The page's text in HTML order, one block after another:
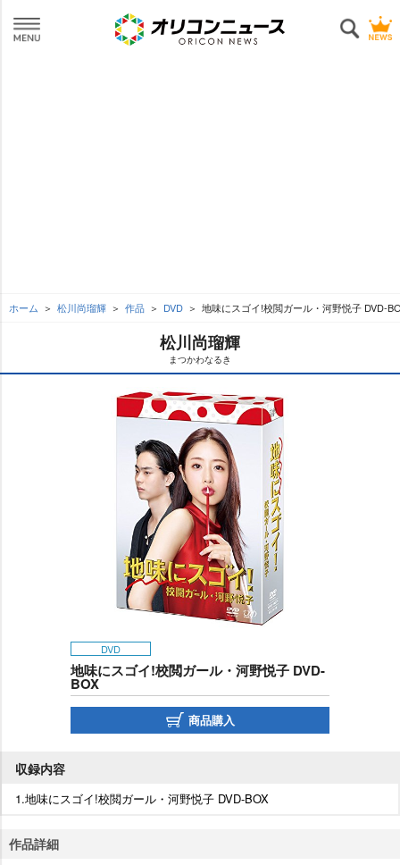
ホーム 松川尚瑠輝 作品 DVD 地味にスゴイ!校閲ガール・河野悦子 DVD-
松川尚瑠輝
まつかわなるき
DVD
地味にスゴイ!校閲ガール・河野悦子 DVD-
BOX
商品購入
収録内容
1.地味にスゴイ!校閲ガール・河野悦子 DVD-BOX
作品詳細